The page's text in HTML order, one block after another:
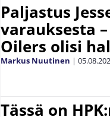
Paljastus
varauksesta
Oilers olisi
Markus Nuutinen |
Tässä on